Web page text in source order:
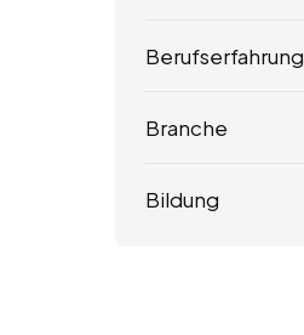
Berufserfahrung
Branche
Bildung